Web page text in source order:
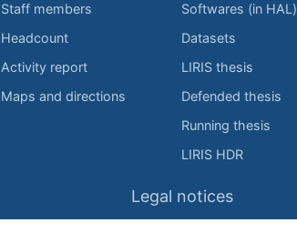
Staff members
Headcount
Activity report
Maps and directions
Softwares (in HAL)
Datasets
LIRIS thesis
Defended thesis
Running thesis
LIRIS HDR
Legal notices